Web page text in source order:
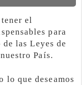
el
para
las Leyes de
País.
lo que deseamos